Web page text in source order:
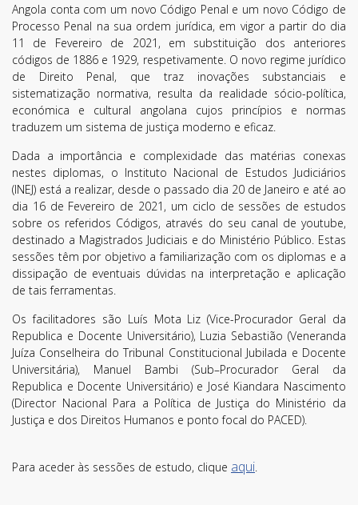
Angola conta com um novo Código Penal e um novo Código de
Processo Penal na sua ordem jurídica, em vigor a partir do dia
11 de Fevereiro de 2021, em substituição dos anteriores
códigos de 1886 e 1929, respetivamente. O novo regime jurídico
de Direito Penal, que traz inovações substanciais e
sistematização normativa, resulta da realidade sócio-política,
económica e cultural angolana cujos princípios e normas
traduzem um sistema de justiça moderno e eficaz.
Dada a importância e complexidade das matérias conexas
nestes diplomas, o Instituto Nacional de Estudos Judiciários
(INEJ) está a realizar, desde o passado dia 20 de Janeiro e até ao
dia 16 de Fevereiro de 2021, um ciclo de sessões de estudos
sobre os referidos Códigos, através do seu canal de youtube,
destinado a Magistrados Judiciais e do Ministério Público. Estas
sessões têm por objetivo a familiarização com os diplomas e a
dissipação de eventuais dúvidas na interpretação e aplicação
de tais ferramentas.
Os facilitadores são Luís Mota Liz (Vice-Procurador Geral da
Republica e Docente Universitário), Luzia Sebastião (Veneranda
Juíza Conselheira do Tribunal Constitucional Jubilada e Docente
Universitária), Manuel Bambi (Sub–Procurador Geral da
Republica e Docente Universitário) e José Kiandara Nascimento
(Director Nacional Para a Política de Justiça do Ministério da
Justiça e dos Direitos Humanos e ponto focal do PACED).
Para aceder às sessões de estudo, clique aqui